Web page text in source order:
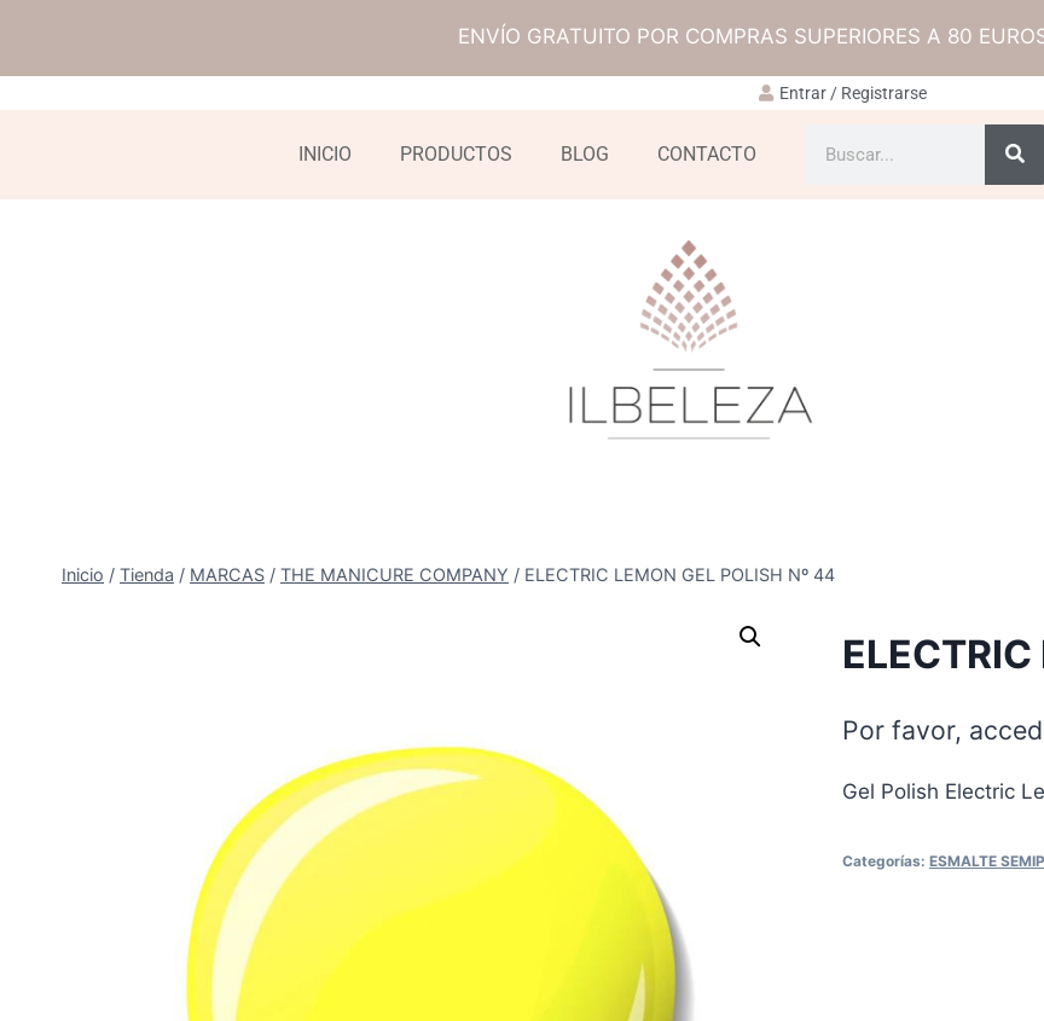
ENVÍO GRATUITO POR COMPRAS SUPERIORES A 80
Entrar / Registrarse
INICIO PRODUCTOS BLOG CONTACTO
Inicio / Tienda / MARCAS / THE MANICURE COMPANY / ELECTRIC LEMON GEL POLISH Nº 44
Por favor,
Gel Polish Electric
Categorías: ESMALTE